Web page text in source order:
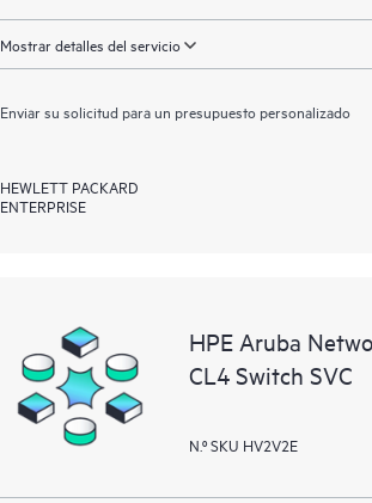
Mostrar detalles del servicio
Enviar su solicitud para un presupuesto personalizado
HEWLETT PACKARD
ENTERPRISE
HPE Aruba
CL4 Switch SVC
N.º SKU HV2V2E